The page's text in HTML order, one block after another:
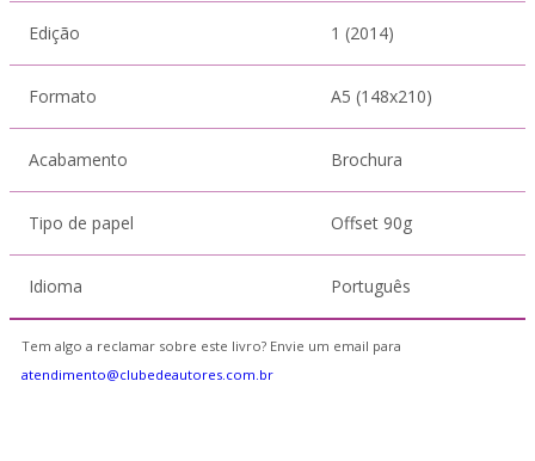
Edição 1 (2014)
Formato A5 (148x210)
Acabamento Brochura
Tipo de papel Offset 90g
Idioma Português
Tem algo a reclamar sobre este livro? Envie um email para
atendimento@clubedeautores.com.br